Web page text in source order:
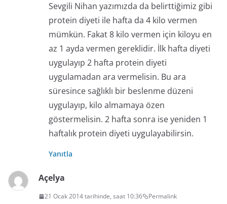
Sevgili Nihan yazımızda da belirttiğimiz gibi
protein diyeti ile hafta da 4 kilo vermen
mümkün. Fakat 8 kilo vermen için kiloyu en
az 1 ayda vermen gereklidir. İlk hafta diyeti
uygulayıp 2 hafta protein diyeti
uygulamadan ara vermelisin. Bu ara
süresince sağlıklı bir beslenme düzeni
uygulayıp, kilo almamaya özen
göstermelisin. 2 hafta sonra ise yeniden 1
haftalık protein diyeti uygulayabilirsin.
Yanıtla
Açelya
21 Ocak 2014 tarihinde, saat 10:36 Permalink